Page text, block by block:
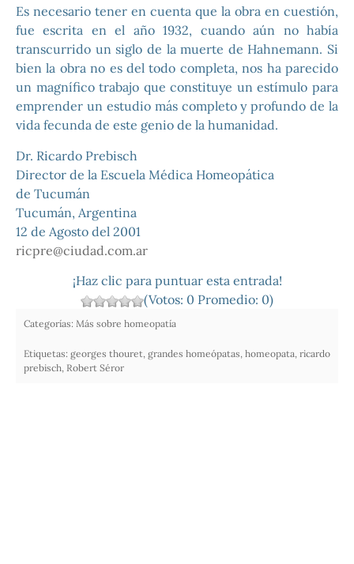
Es necesario tener en cuenta que la obra en cuestión,
fue escrita en el año 1932, cuando aún no había
transcurrido un siglo de la muerte de Hahnemann. Si
bien la obra no es del todo completa, nos ha parecido
un magnífico trabajo que constituye un estímulo para
emprender un estudio más completo y profundo de la
vida fecunda de este genio de la humanidad.
Dr. Ricardo Prebisch
Director de la Escuela Médica Homeopática
de Tucumán
Tucumán, Argentina
12 de Agosto del 2001
ricpre@ciudad.com.ar
¡Haz clic para puntuar esta entrada!
(Votos: 0 Promedio: 0)
Categorías: Más sobre homeopatía
Etiquetas: georges thouret grandes homeópatas homeopata ricardo
prebisch Robert Séror